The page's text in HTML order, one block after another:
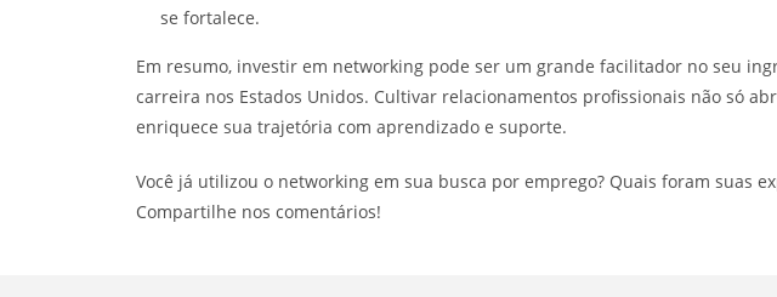
se fortalece.
Em resumo, investir em networking pode ser um grande facilitador no seu
carreira nos Estados Unidos. Cultivar relacionamentos profissionais não só
enriquece sua trajetória com aprendizado e suporte.
Você já utilizou o networking em sua busca por emprego? Quais foram suas
Compartilhe nos comentários!